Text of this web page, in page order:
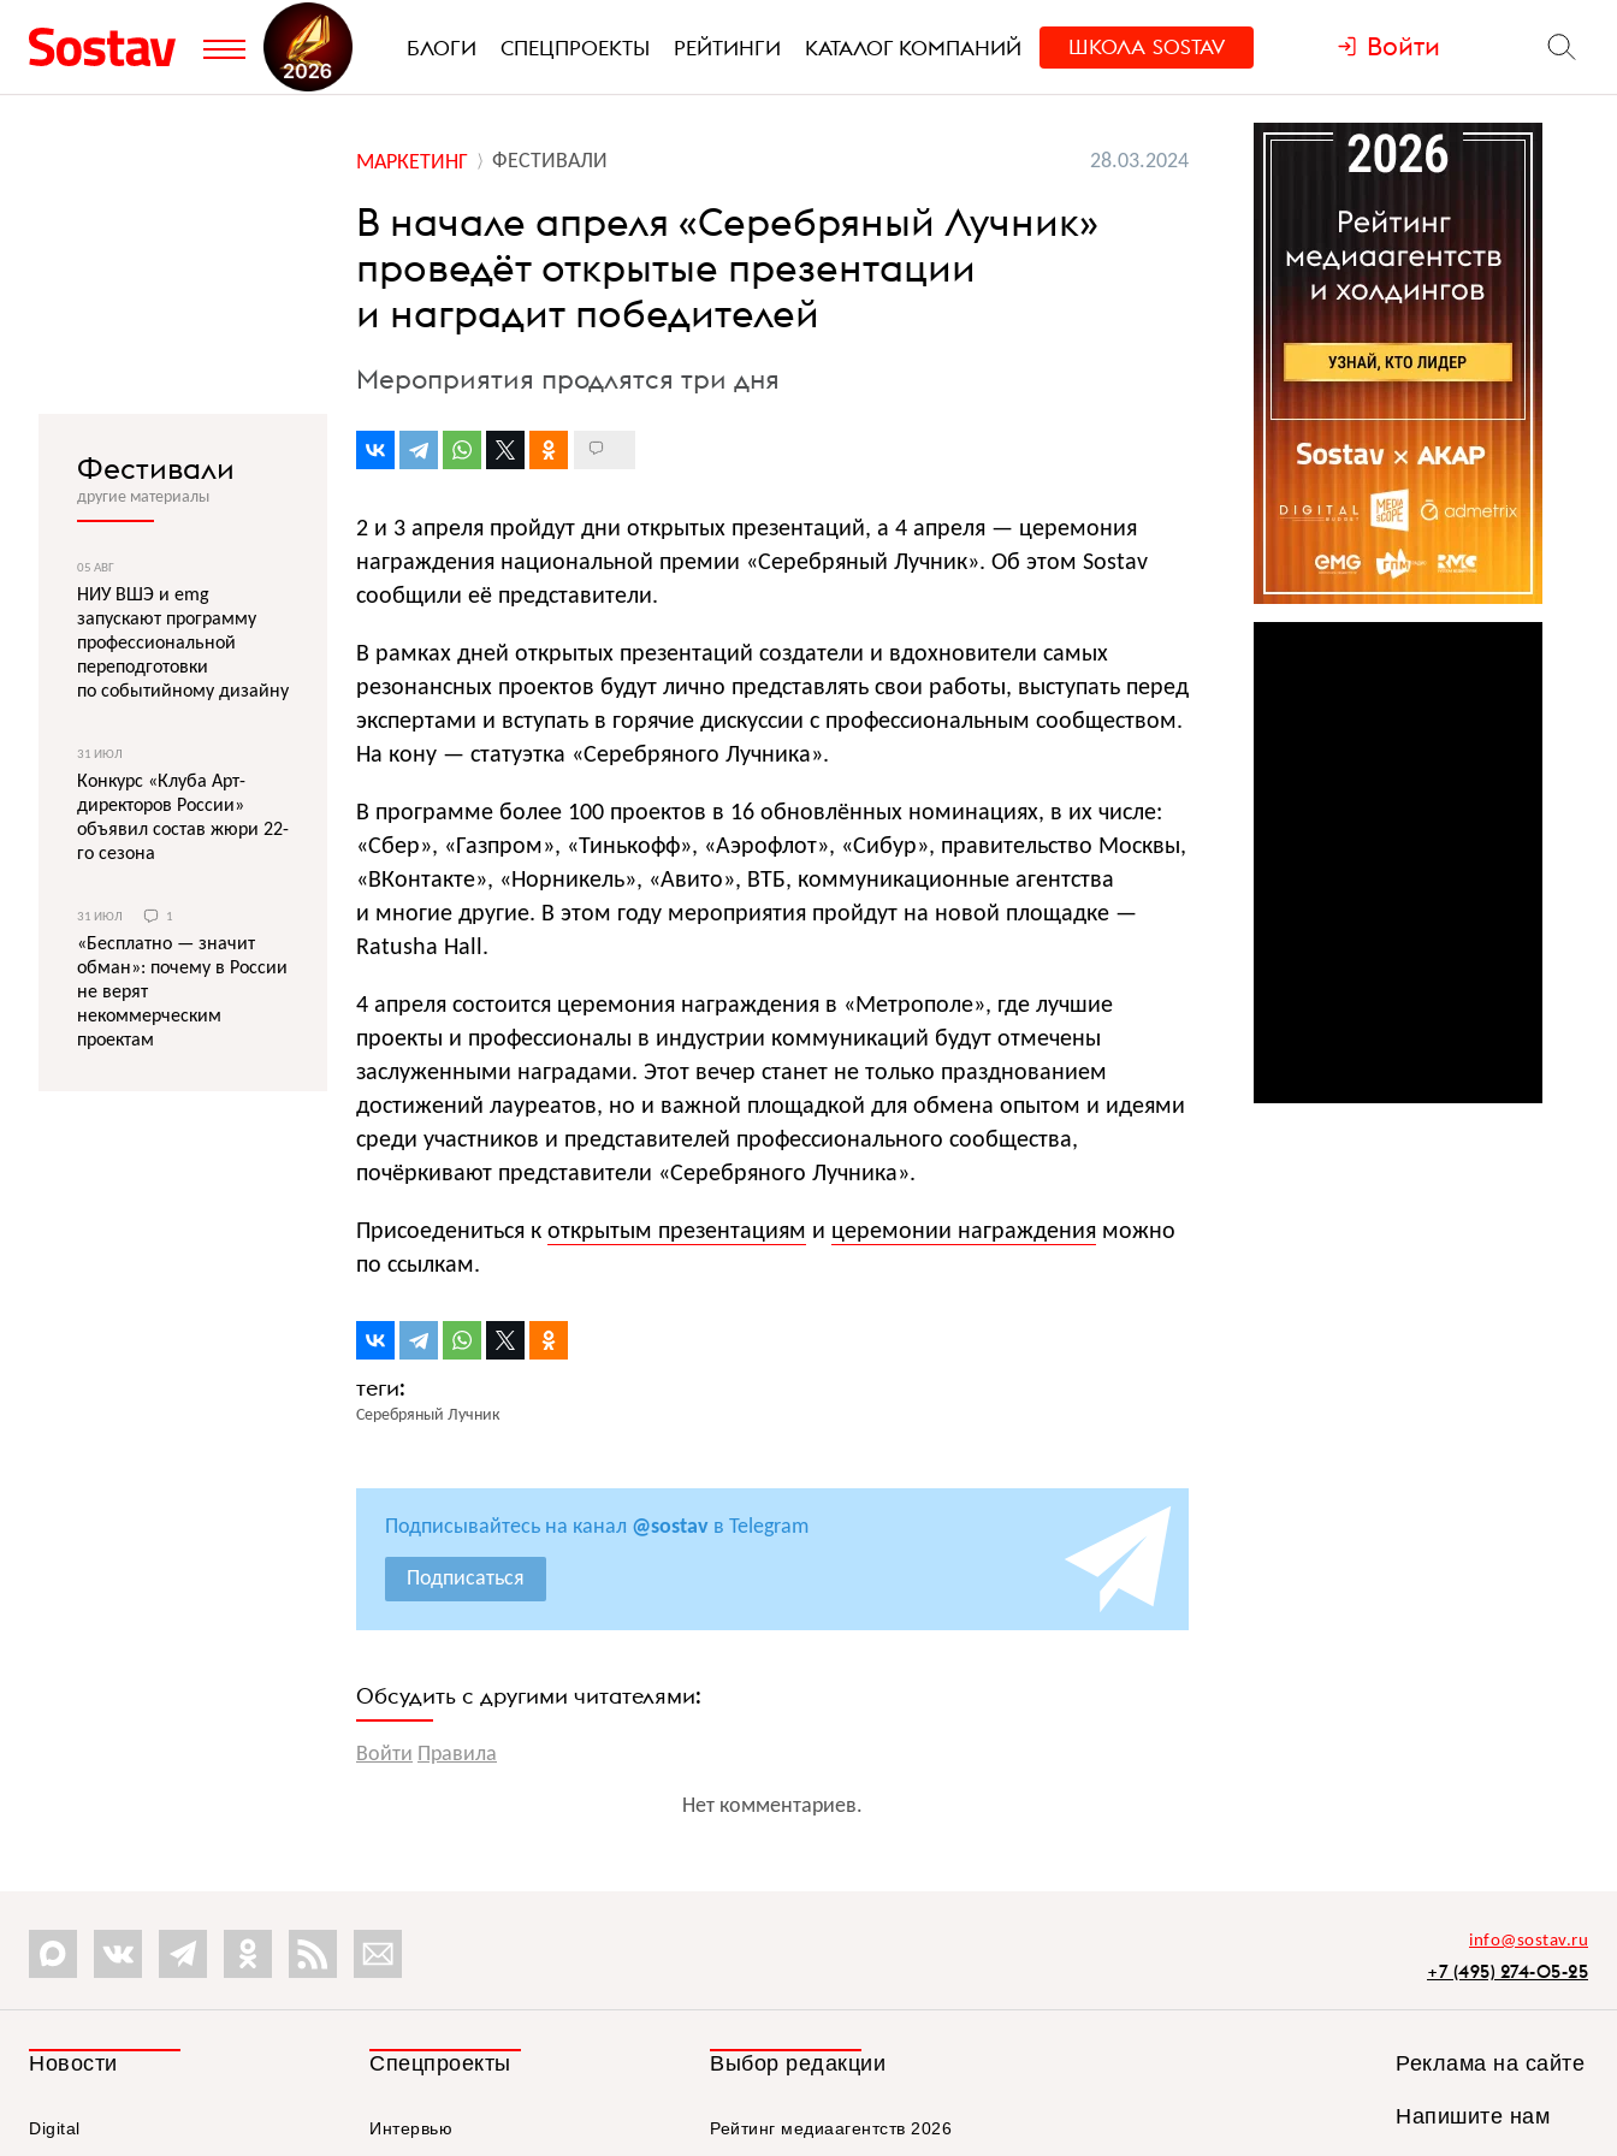
БЛОГИ СПЕЦПРОЕКТЫ РЕЙТИНГИ КАТАЛОГ КОМПАНИЙ ШКОЛА SOSTAV Войти
МАРКЕТИНГ ФЕСТИВАЛИ 28.03.2024
В начале апреля «Серебряный Лучник»
проведёт открытые презентации
и наградит победителей
Мероприятия продлятся три дня
2 и 3 апреля пройдут дни открытых презентаций, а 4 апреля — церемония
награждения национальной премии «Серебряный Лучник». Об этом Sostav
сообщили её представители.
В рамках дней открытых презентаций создатели и вдохновители самых
резонансных проектов будут лично представлять свои работы, выступать перед
экспертами и вступать в горячие дискуссии с профессиональным сообществом.
На кону — статуэтка «Серебряного Лучника».
В программе более 100 проектов в 16 обновлённых номинациях, в их числе:
«Сбер», «Газпром», «Тинькофф», «Аэрофлот», «Сибур», правительство Москвы,
«ВКонтакте», «Норникель», «Авито», ВТБ, коммуникационные агентства
и многие другие. В этом году мероприятия пройдут на новой площадке —
Ratusha Hall.
4 апреля состоится церемония награждения в «Метрополе», где лучшие
проекты и профессионалы в индустрии коммуникаций будут отмечены
заслуженными наградами. Этот вечер станет не только празднованием
достижений лауреатов, но и важной площадкой для обмена опытом и идеями
среди участников и представителей профессионального сообщества,
почёркивают представители «Серебряного Лучника».
Присоедениться к открытым презентациям и церемонии награждения можно
по ссылкам.
Серебряный Лучник
Подписывайтесь на канал @sostav в Telegram
Подписаться
Обсудить с другими читателями:
Войти Правила
Нет комментариев.
Фестивали
другие материалы
05 АВГ
НИУ ВШЭ и emg
запускают программу
профессиональной
переподготовки
по событийному дизайну
31 ИЮЛ
Конкурс «Клуба Арт-
директоров России»
объявил состав жюри 22-
го сезона
31 ИЮЛ 1
«Бесплатно — значит
обман»: почему в России
не верят
некоммерческим
проектам
info@sostav.ru
+7 (495) 274-05-25
Новости
Digital
Спецпроекты
Интервью
Выбор редакции
Рейтинг медиаагентств 2026
Реклама на сайте
Напишите нам